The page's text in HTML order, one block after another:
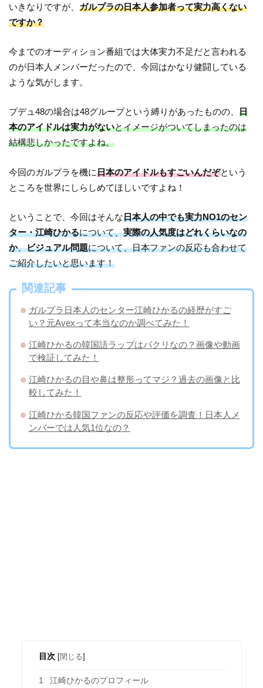
いきなりですが、ガルプラの日本人参加者って実力高くない
ですか？
今までのオーディション番組では大体実力不足だと言われる
のが日本人メンバーだったので、今回はかなり健闘している
ような気がします。
プデュ48の場合は48グループという縛りがあったものの、日
本のアイドルは実力がないとイメージがついてしまったのは
結構悲しかったですよね。
今回のガルプラを機に日本のアイドルもすごいんだぞという
ところを世界にしらしめてほしいですよね！
ということで、今回はそんな日本人の中でも実力NO1のセン
ター・江崎ひかるについて、実際の人気度はどれくらいなの
か、ビジュアル問題について、日本ファンの反応も合わせて
ご紹介したいと思います！
関連記事
ガルプラ日本人のセンター江崎ひかるの経歴がすご
い？元Avexって本当なのか調べてみた！
江崎ひかるの韓国語ラップはパクリなの？画像や動画
で検証してみた！
江崎ひかるの目や鼻は整形ってマジ？過去の画像と比
較してみた！
江崎ひかる韓国ファンの反応や評価を調査！日本人メ
ンバーでは人気1位なの？
目次 [閉じる]
1 江崎ひかるのプロフィール